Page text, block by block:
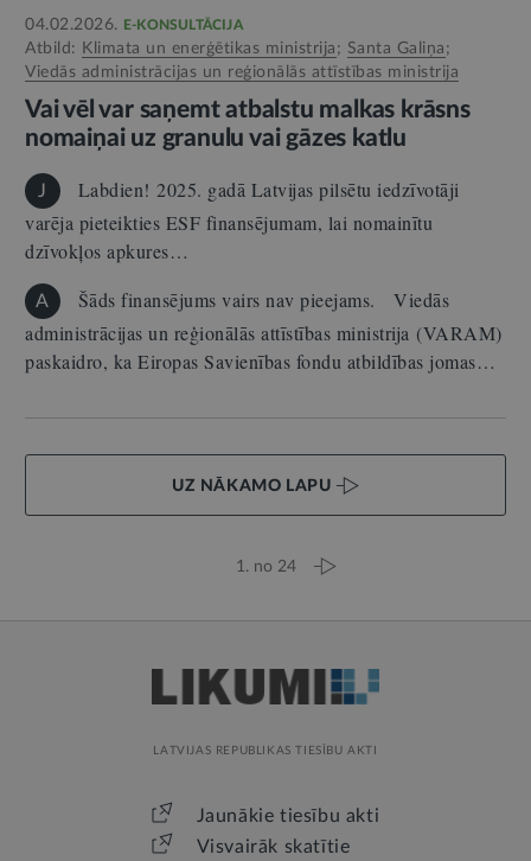
04.02.2026. E-KONSULTĀCIJA
Atbild: Klimata un enerģētikas ministrija ; Santa Galiņa ;
Viedās administrācijas un reģionālās attīstības ministrija
Vai vēl var saņemt atbalstu malkas krāsns
nomaiņai uz granulu vai gāzes katlu
J
Labdien! 2025. gadā Latvijas pilsētu iedzīvotāji
varēja pieteikties ESF finansējumam, lai nomainītu
dzīvokļos apkures…
A
Šāds finansējums vairs nav pieejams. Viedās
administrācijas un reģionālās attīstības ministrija (VARAM)
paskaidro, ka Eiropas Savienības fondu atbildības jomas…
UZ NĀKAMO LAPU
1. no 24
LATVIJAS REPUBLIKAS TIESĪBU AKTI
Jaunākie tiesību akti
Visvairāk skatītie